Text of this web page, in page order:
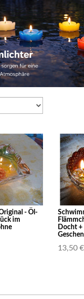
- Öl-
im
Docht +
13,50 €